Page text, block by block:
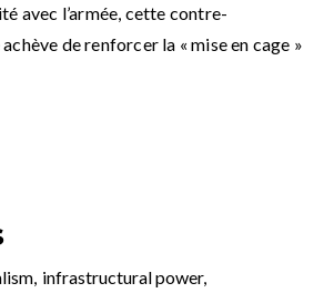
infrastructural power,
avec l’armée, cette contre-
de renforcer la « mise en cage »